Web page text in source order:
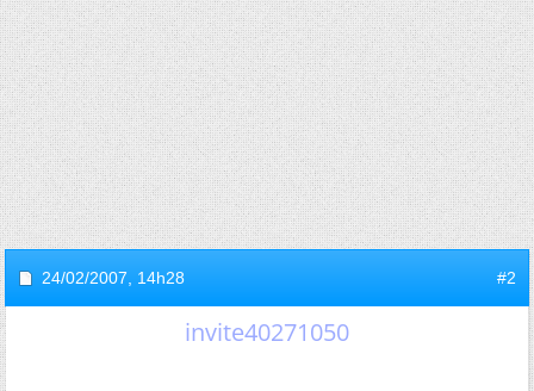
24/02/2007, 14h28 #2
invite40271050